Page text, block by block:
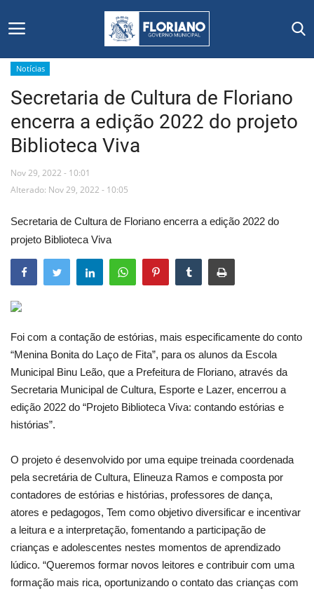
Início
Editais
Floriano
Mural de Licitações
Notícias
Vídeos
Webmail
Contato
Notícias
Secretaria de Cultura de Floriano
encerra a edição 2022 do projeto
Biblioteca Viva
Nov 29, 2022 - 10:01
Alterado: Nov 29, 2022 - 10:05
Secretaria de Cultura de Floriano encerra a edição 2022 do
projeto Biblioteca Viva
Foi com a contação de estórias, mais especificamente do conto
“Menina Bonita do Laço de Fita”, para os alunos da Escola
Municipal Binu Leão, que a Prefeitura de Floriano, através da
Secretaria Municipal de Cultura, Esporte e Lazer, encerrou a
edição 2022 do “Projeto Biblioteca Viva: contando estórias e
histórias”.
O projeto é desenvolvido por uma equipe treinada coordenada
pela secretária de Cultura, Elineuza Ramos e composta por
contadores de estórias e histórias, professores de dança,
atores e pedagogos, Tem como objetivo diversificar e incentivar
a leitura e a interpretação, fomentando a participação de
crianças e adolescentes nestes momentos de aprendizado
lúdico. “Queremos formar novos leitores e contribuir com uma
formação mais rica, oportunizando o contato das crianças com